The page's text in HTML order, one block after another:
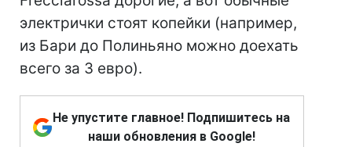
электрички стоят копейки (например,
из Бари до Полиньяно можно доехать
всего за 3 евро).
Не упустите главное! Подпишитесь на
наши обновления в Google!